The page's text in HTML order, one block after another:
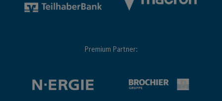
Premium Partner: